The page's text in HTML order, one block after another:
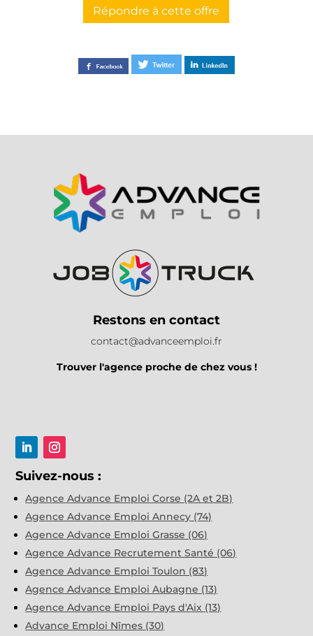
Répondre à cette offre
Restons en contact
contact@advanceemploi.fr
Trouver l'agence proche de chez vous !
Suivez-nous :
Agence Advance Emploi Corse (2A et 2B)
Agence Advance Emploi Annecy (74)
Agence Advance Emploi Grasse (06)
Agence Advance Recrutement Santé (06)
Agence Advance Emploi Toulon (83)
Agence Advance Emploi Aubagne (13)
Agence Advance Emploi Pays d'Aix (13)
Advance Emploi Nîmes (30)